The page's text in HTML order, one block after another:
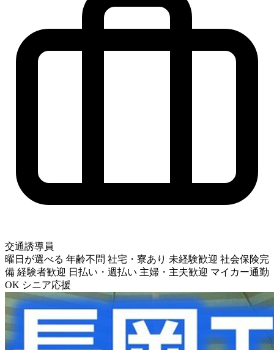
交通誘導員
曜日が選べる 年齢不問 社宅・寮あり 未経験歓迎 社会保険完
備 経験者歓迎 日払い・週払い 主婦・主夫歓迎 マイカー通勤
OK シニア応援